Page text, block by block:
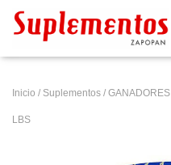
Inicio / Suplementos / GANADORES
LBS